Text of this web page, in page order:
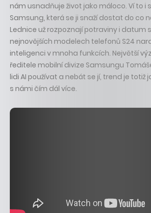
nám usnadňuje život jako máloco. Ví to i
Samsung, která se ji snaží dostat do co
Lednice už rozpoznají potraviny i datum
nejnovějších modelech telefonů S24
inteligenci v mnoha funkcích. Největší
ředitele mobilní divize Samsungu
lidi AI používat a nebát se jí, trend je totiž
s námi čím dál více.